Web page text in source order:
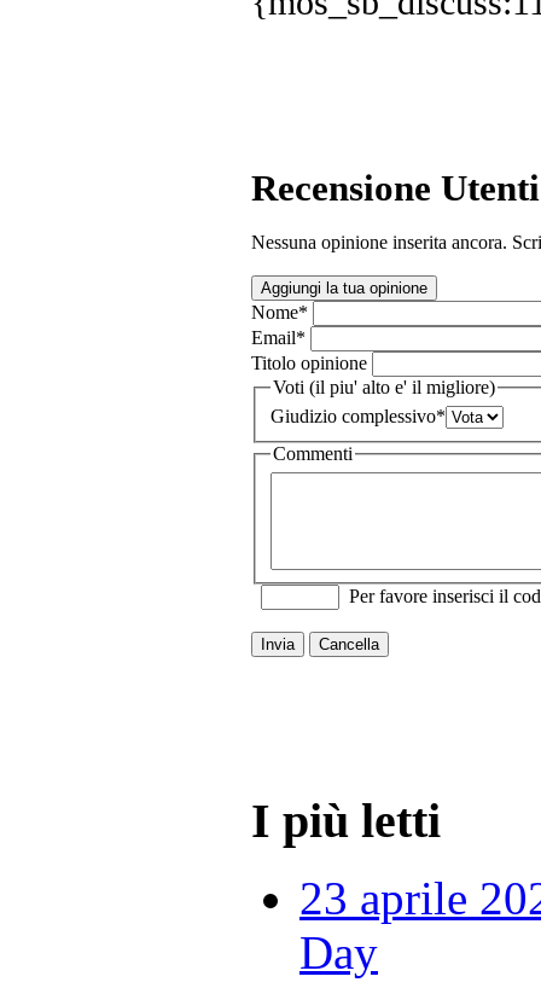
Recensione Utenti
Nessuna opinione inserita ancora.
Aggiungi la tua opinione
Nome*
Email*
Titolo opinione
Voti (il piu' alto e' il migliore)
Giudizio complessivo*
Commenti
Per favore inserisci il
Invia Cancella
I più letti
23 aprile
Day